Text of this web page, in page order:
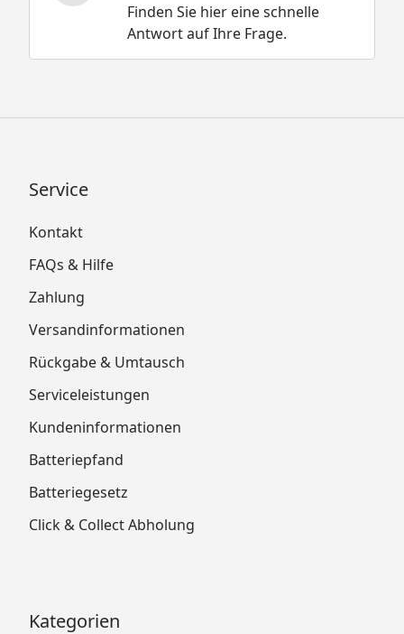
Finden Sie hier eine schnelle
Antwort auf Ihre Frage.
Service
Kontakt
FAQs & Hilfe
Zahlung
Versandinformationen
Rückgabe & Umtausch
Serviceleistungen
Kundeninformationen
Batteriepfand
Batteriegesetz
Click & Collect Abholung
Kategorien